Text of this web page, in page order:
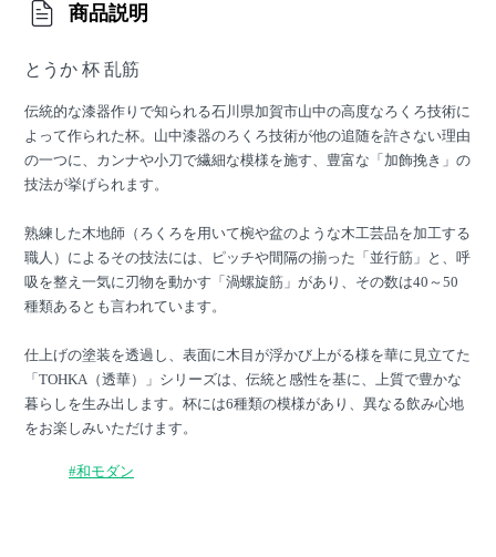
商品説明
とうか 杯 乱筋
伝統的な漆器作りで知られる石川県加賀市山中の高度なろくろ技術に
よって作られた杯。山中漆器のろくろ技術が他の追随を許さない理由
の一つに、カンナや小刀で繊細な模様を施す、豊富な「加飾挽き」の
技法が挙げられます。
熟練した木地師（ろくろを用いて椀や盆のような木工芸品を加工する
職人）によるその技法には、ピッチや間隔の揃った「並行筋」と、呼
吸を整え一気に刃物を動かす「渦螺旋筋」があり、その数は40～50
種類あるとも言われています。
仕上げの塗装を透過し、表面に木目が浮かび上がる様を華に見立てた
「TOHKA（透華）」シリーズは、伝統と感性を基に、上質で豊かな
暮らしを生み出します。杯には6種類の模様があり、異なる飲み心地
をお楽しみいただけます。
#和モダン